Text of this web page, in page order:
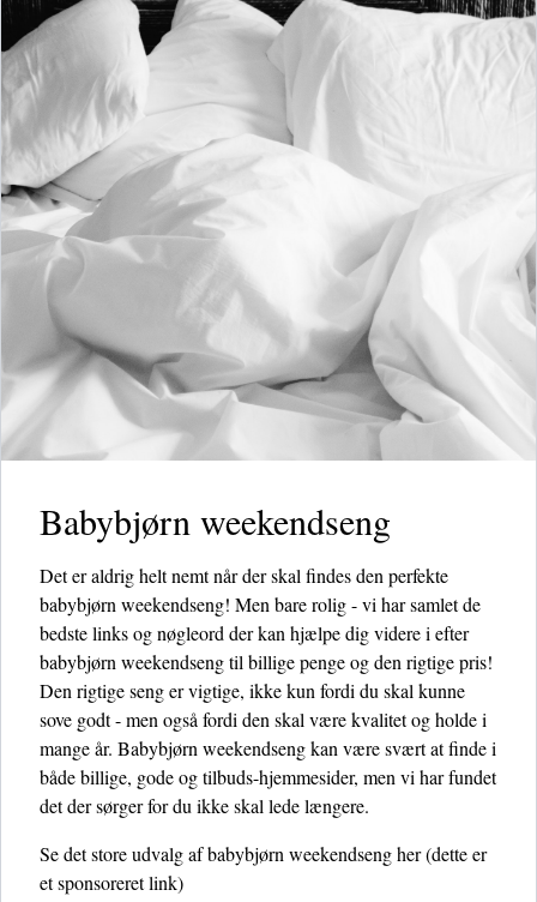
Babybjørn weekendseng
Det er aldrig helt nemt når der skal findes den perfekte
babybjørn weekendseng! Men bare rolig - vi har samlet de
bedste links og nøgleord der kan hjælpe dig videre i efter
babybjørn weekendseng til billige penge og den rigtige pris!
Den rigtige seng er vigtige, ikke kun fordi du skal kunne
sove godt - men også fordi den skal være kvalitet og holde i
mange år. Babybjørn weekendseng kan være svært at finde i
både billige, gode og tilbuds-hjemmesider, men vi har fundet
det der sørger for du ikke skal lede længere.
Se det store udvalg af babybjørn weekendseng her(dette er
et sponsoreret link)